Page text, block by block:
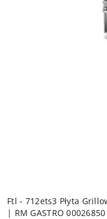
Ftl - 712ets3 Płyta
| RM GASTRO 00026850